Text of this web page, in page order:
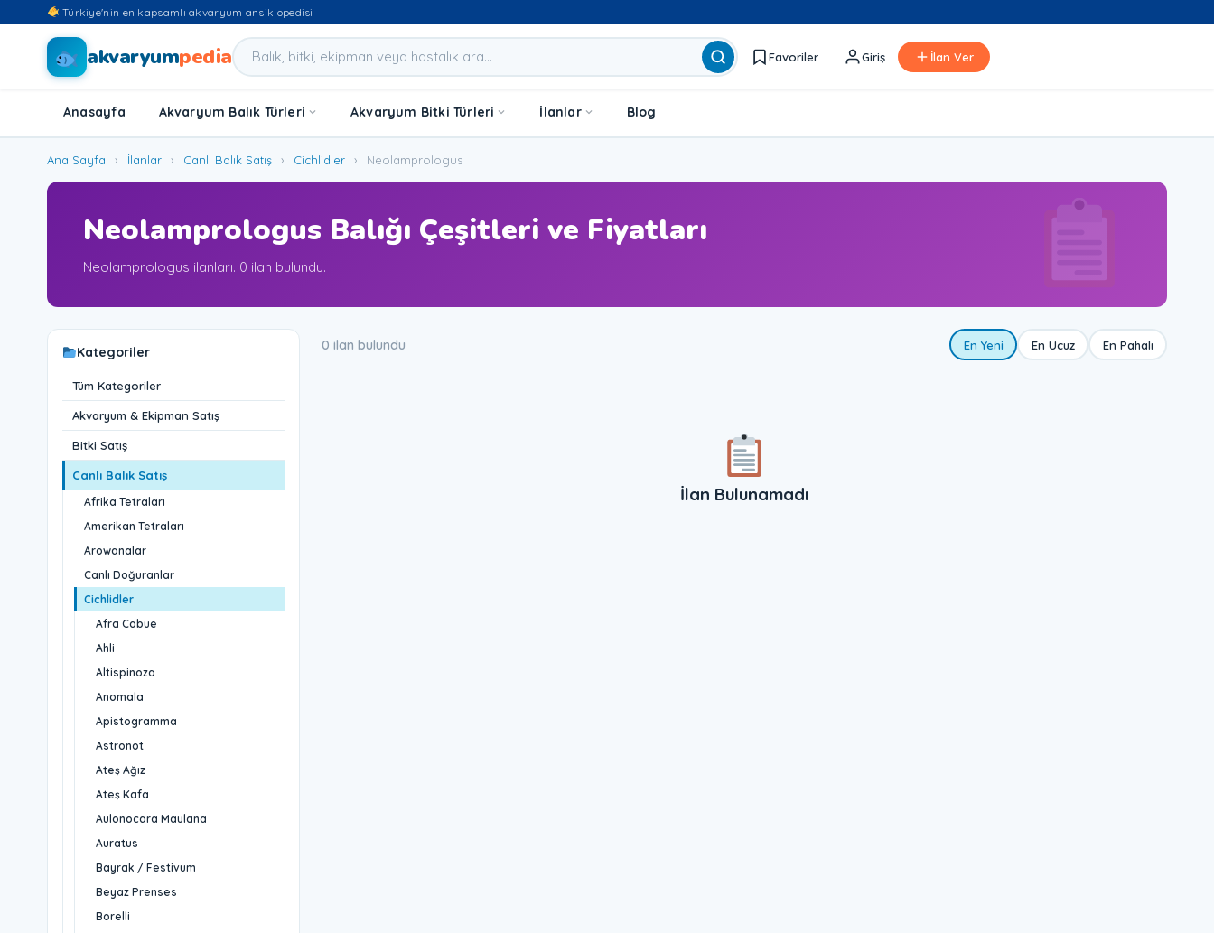
Türkiye'nin en kapsamlı akvaryum ansiklopedisi
akvaryumpedia Favoriler Giriş İlan Ver
Anasayfa Akvaryum Balık Türleri Akvaryum Bitki Türleri İlanlar Blog
Ana Sayfa › İlanlar › Canlı Balık Satış › Cichlidler › Neolamprologus
Neolamprologus Balığı Çeşitleri ve Fiyatları
Neolamprologus ilanları. 0 ilan bulundu.
Kategoriler
Tüm Kategoriler
Akvaryum & Ekipman Satış
Bitki Satış
Canlı Balık Satış
Afrika Tetraları
Amerikan Tetraları
Arowanalar
Canlı Doğuranlar
Cichlidler
Afra Cobue
Ahli
Altispinoza
Anomala
Apistogramma
Astronot
Ateş Ağız
Ateş Kafa
Aulonocara Maulana
Auratus
Bayrak / Festivum
Beyaz Prenses
Borelli
0 ilan bulundu En Yeni En Ucuz En Pahalı
İlan Bulunamadı